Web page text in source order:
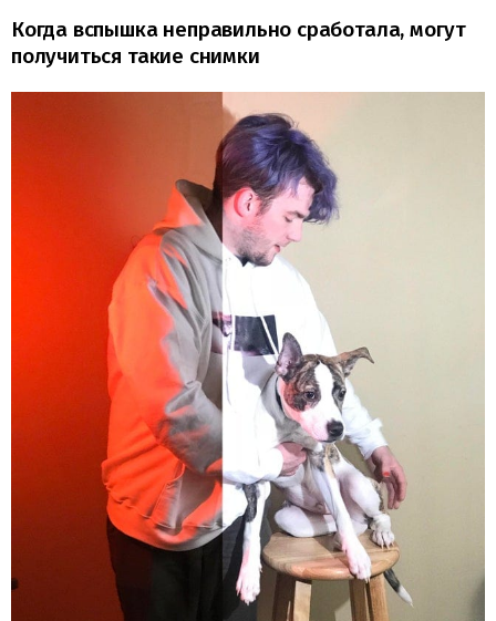
Когда вспышка неправильно сработала, могут
получиться такие снимки